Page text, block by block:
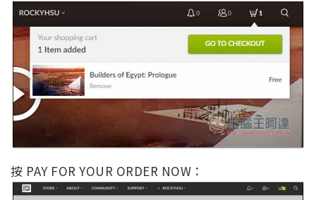
按 PAY FOR YOUR ORDER NOW：